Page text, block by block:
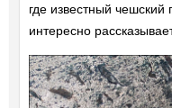
где известный
интересно